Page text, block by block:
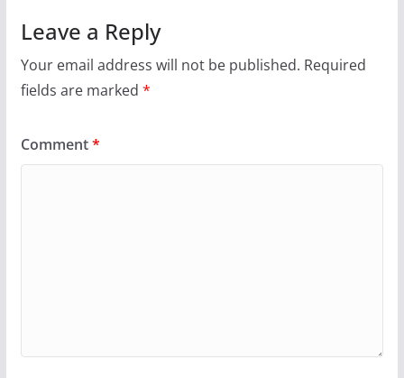
Leave a Reply
Your email address will not be published. Required
fields are marked *
Comment*